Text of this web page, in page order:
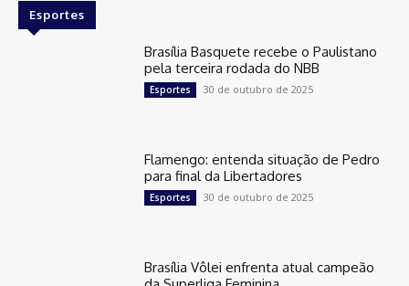
Esportes
Brasília Basquete recebe o Paulistano
pela terceira rodada do NBB
Esportes 30 de outubro de 2025
Flamengo: entenda situação de Pedro
para final da Libertadores
Esportes 30 de outubro de 2025
Brasília Vôlei enfrenta atual campeão